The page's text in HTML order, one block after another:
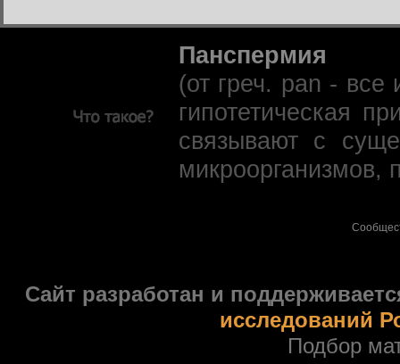
Панспермия
(от греч. pan -
гипотетическая
связывают с
Сайт разработан и
исследований
Подбор